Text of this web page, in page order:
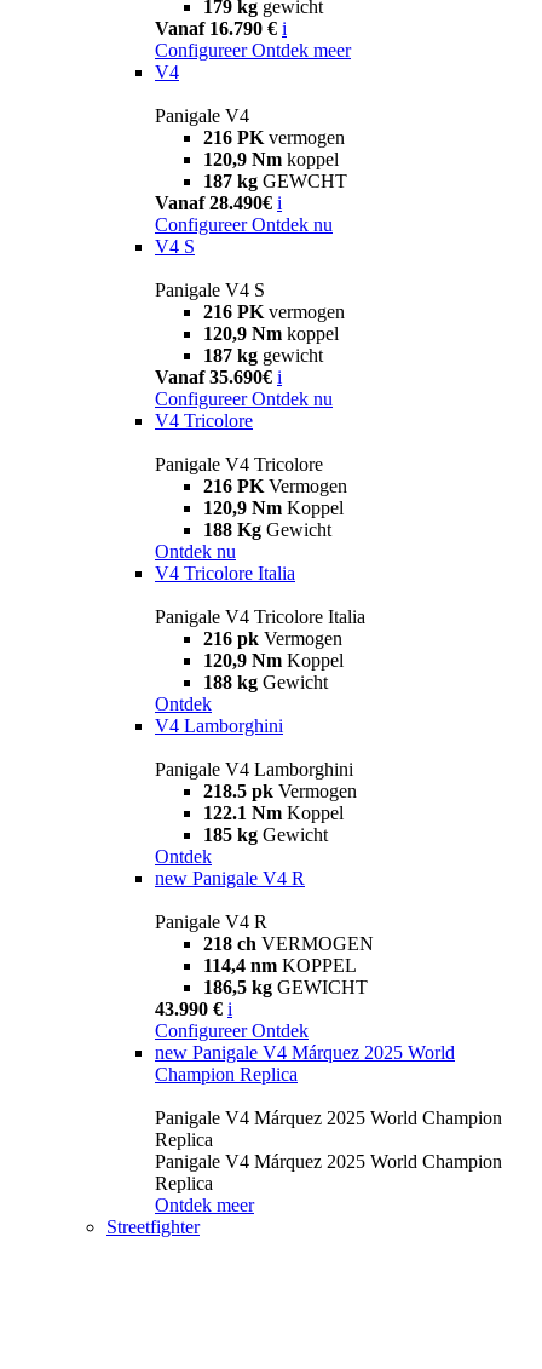
179 kg gewicht
Vanaf 16.790 € i
Configureer Ontdek meer
V4
Panigale V4
216 PK vermogen
120,9 Nm koppel
187 kg GEWCHT
Vanaf 28.490€ i
Configureer Ontdek nu
V4 S
Panigale V4 S
216 PK vermogen
120,9 Nm koppel
187 kg gewicht
Vanaf 35.690€ i
Configureer Ontdek nu
V4 Tricolore
Panigale V4 Tricolore
216 PK Vermogen
120,9 Nm Koppel
188 Kg Gewicht
Ontdek nu
V4 Tricolore Italia
Panigale V4 Tricolore Italia
216 pk Vermogen
120,9 Nm Koppel
188 kg Gewicht
Ontdek
V4 Lamborghini
Panigale V4 Lamborghini
218.5 pk Vermogen
122.1 Nm Koppel
185 kg Gewicht
Ontdek
new Panigale V4 R
Panigale V4 R
218 ch VERMOGEN
114,4 nm KOPPEL
186,5 kg GEWICHT
43.990 € i
Configureer Ontdek
new Panigale V4 Márquez 2025 World
Champion Replica
Panigale V4 Márquez 2025 World Champion
Replica
Panigale V4 Márquez 2025 World Champion
Replica
Ontdek meer
Streetfighter